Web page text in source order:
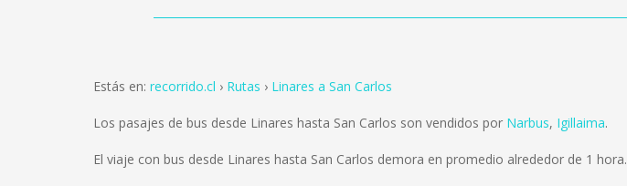
Estás en: recorrido.cl Rutas Linares a San Carlos
Los pasajes de bus desde Linares hasta San Carlos son vendidos por Narbus, Igillaima.
El viaje con bus desde Linares hasta San Carlos demora en promedio alrededor de 1 hora.